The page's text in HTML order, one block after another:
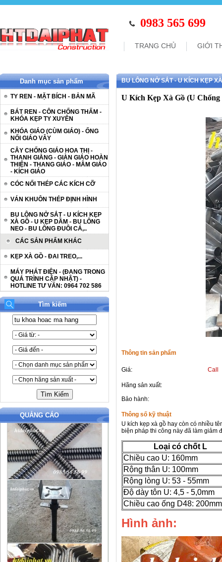
0983 565 699
TRANG CHỦ GIỚI
Danh mục sản phẩm
TY REN - MẶT BÍCH - BẢN MÃ
BÁT REN - CÔN CHỐNG THẤM -
KHÓA KẸP TY XUYÊN
KHÓA GIÁO (CÙM GIÁO) - ỐNG
NỐI GIÁO VÂY
CÂY CHỐNG GIÁO HOA THỊ -
THANH GIẰNG - GIÀN GIÁO HOÀN
THIỆN - THANG GIÁO - MÂM GIÁO
- KÍCH GIÁO
CÓC NỐI THÉP CÁC KÍCH CỠ
VÁN KHUÔN THÉP ĐỊNH HÌNH
BU LÔNG NỞ SẮT - U KÍCH KẸP
XÀ GỒ - U KẸP DẦM - BU LÔNG
NEO - BU LÔNG ĐUÔI CÁ,..
CÁC SẢN PHẨM KHÁC
KẸP XÀ GỒ - ĐAI TREO,...
MÁY PHÁT ĐIỆN - (ĐANG TRONG
QUÁ TRÌNH CẬP NHẬT) -
HOTLINE TƯ VẤN: 0964 702 586
Tìm kiếm
QUẢNG CÁO
BU LÔNG NỞ SẮT - U KÍCH KẸP
U Kích Kẹp Xà Gồ (U Chống
Thông tin sản phẩm
Giá: Call
Hãng sản xuất:
Bảo hành:
Thông số kỹ thuật
U kích kẹp xà gồ hay còn có nhiều
biện pháp thi công này đã làm giảm
Loại có chốt L
Chiều cao U: 160mm
Rộng thân U: 100mm
Rộng lòng U: 53 - 55mm
Độ dày tôn U: 4,5 - 5,0mm
Chiều cao ống D48: 200mm
Hình ảnh: